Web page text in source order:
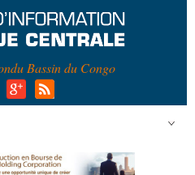
du Bassin du Congo